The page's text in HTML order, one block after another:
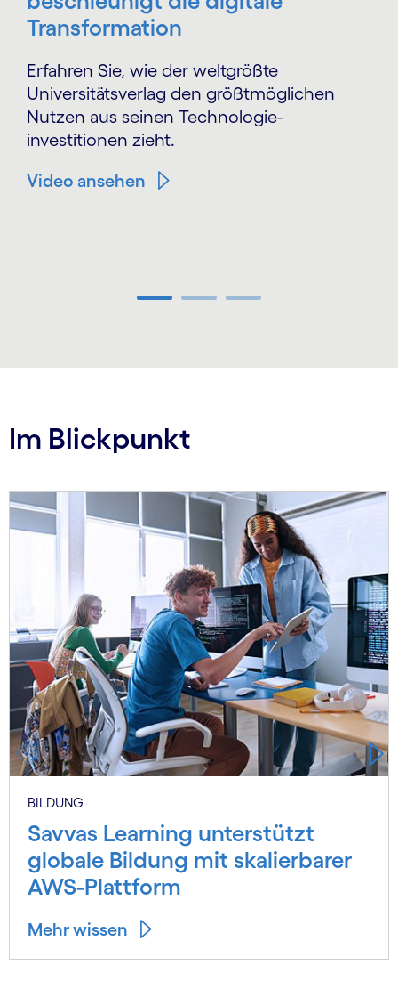
Transformation
Erfahren Sie, wie der weltgrößte
Universitätsverlag den größtmöglichen
Nutzen aus seinen Technologie­
investitionen zieht.
Video ansehen
Im Blickpunkt
Carousel starts
BILDUNG
Savvas Learning unterstützt
globale Bildung mit skalierbarer
AWS-Plattform
Mehr wissen